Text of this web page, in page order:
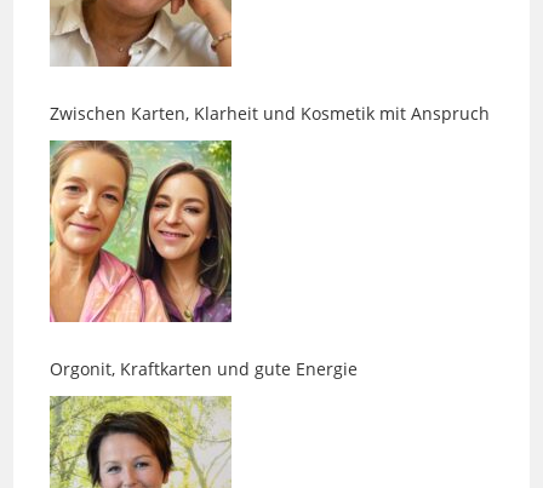
Zwischen Karten, Klarheit und Kosmetik mit Anspruch
Orgonit, Kraftkarten und gute Energie